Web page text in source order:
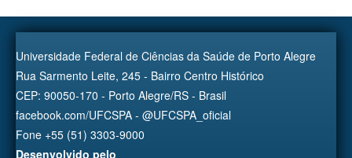
Universidade Federal de Ciências da Saúde de Porto Alegre
Rua Sarmento Leite, 245 - Bairro Centro Histórico
CEP: 90050-170 - Porto Alegre/RS - Brasil
facebook.com/UFCSPA - @UFCSPA_oficial
Fone +55 (51) 3303-9000
Desenvolvido pelo